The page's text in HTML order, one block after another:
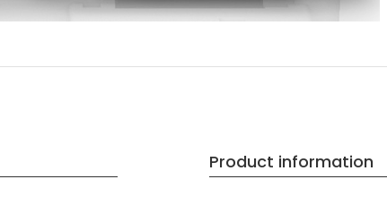
Product information